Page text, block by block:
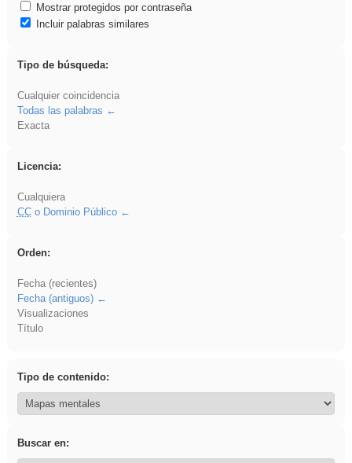
Mostrar protegidos por contraseña
Incluir palabras similares
Tipo de búsqueda:
Cualquier coincidencia
Todas las palabras
Exacta
Licencia:
Cualquiera
CCo Dominio Público
Orden:
Fecha (recientes)
Fecha (antiguos)
Visualizaciones
Título
Tipo de contenido:
Buscar en: